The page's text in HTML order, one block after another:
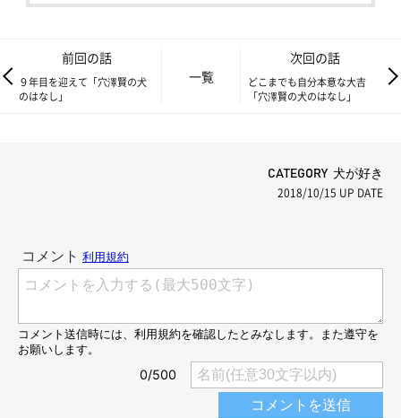
前回の話
９年目を迎えて「穴澤賢の犬
のはなし」
一覧
次回の話
どこまでも自分本意な大吉
「穴澤賢の犬のはなし」
CATEGORY 犬が好き
2018/10/15 UP DATE